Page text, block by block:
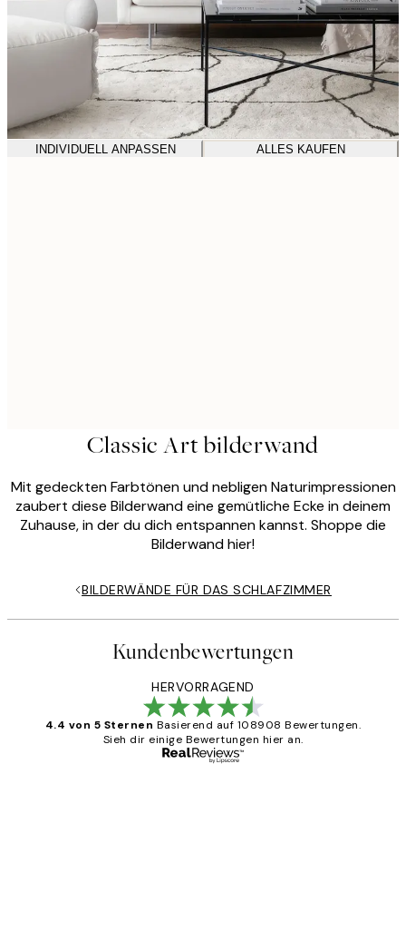
INDIVIDUELL ANPASSEN ALLES KAUFEN
Classic Art bilderwand
Mit gedeckten Farbtönen und nebligen Naturimpressionen
zaubert diese Bilderwand eine gemütliche Ecke in deinem
Zuhause, in der du dich entspannen kannst. Shoppe die
Bilderwand hier!
BILDERWÄNDE FÜR DAS SCHLAFZIMMER
Kundenbewertungen
HERVORRAGEND
4.4 von 5 Sternen Basierend auf 108908 Bewertungen.
Sieh dir einige Bewertungen hier an.